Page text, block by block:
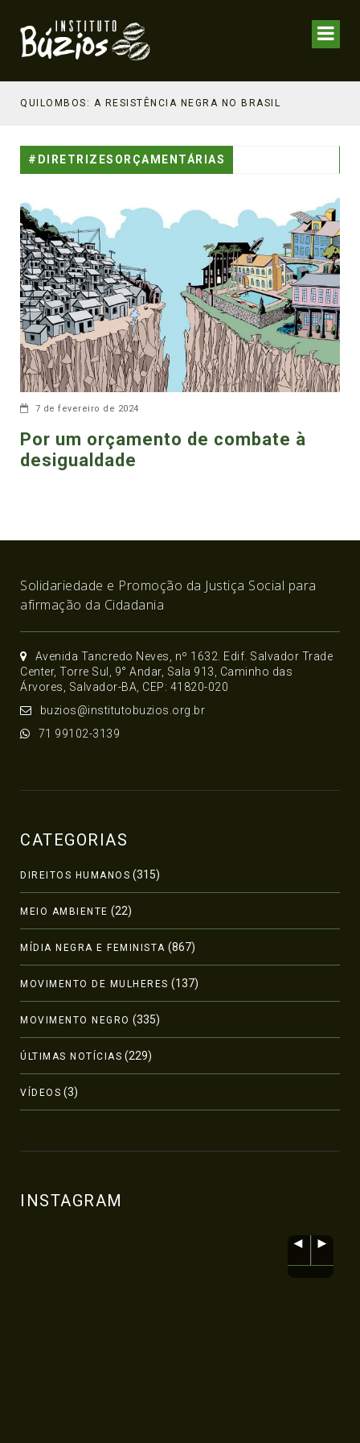
QUILOMBOS: A RESISTÊNCIA NEGRA NO BRASIL
#DIRETRIZESORÇAMENTÁRIAS
7 de fevereiro de 2024
Por um orçamento de combate à
desigualdade
Solidariedade e Promoção da Justiça Social para
afirmação da Cidadania
Avenida Tancredo Neves, nº 1632. Edif. Salvador Trade
Center, Torre Sul, 9° Andar, Sala 913, Caminho das
Árvores, Salvador-BA, CEP: 41820-020
buzios@institutobuzios.org.br
71 99102-3139
CATEGORIAS
DIREITOS HUMANOS (315)
MEIO AMBIENTE (22)
MÍDIA NEGRA E FEMINISTA (867)
MOVIMENTO DE MULHERES (137)
MOVIMENTO NEGRO (335)
ÚLTIMAS NOTÍCIAS (229)
VÍDEOS (3)
INSTAGRAM